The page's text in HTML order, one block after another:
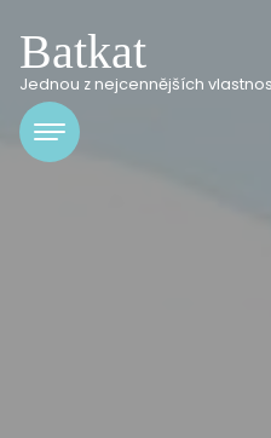
Batkat
Jednou z nejcennějších